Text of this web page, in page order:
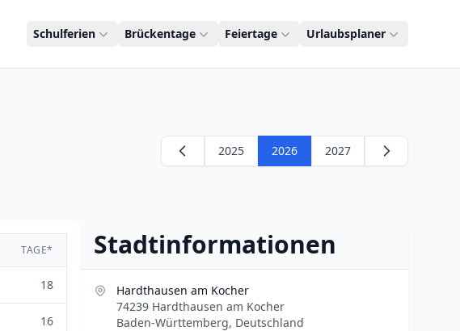
Schulferien Brückentage Feiertage Urlaubsplaner
2025 2026 2027
TAGE*
18
16
Stadtinformationen
Hardthausen am Kocher
74239 Hardthausen am Kocher
Baden-Württemberg, Deutschland